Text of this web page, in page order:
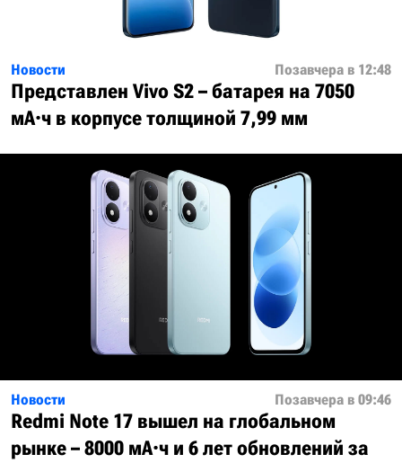
Новости Позавчера в 12:48
Представлен Vivo S2 – батарея на 7050
мА·ч в корпусе толщиной 7,99 мм
Новости Позавчера в 09:46
Redmi Note 17 вышел на глобальном
рынке – 8000 мА·ч и 6 лет обновлений за